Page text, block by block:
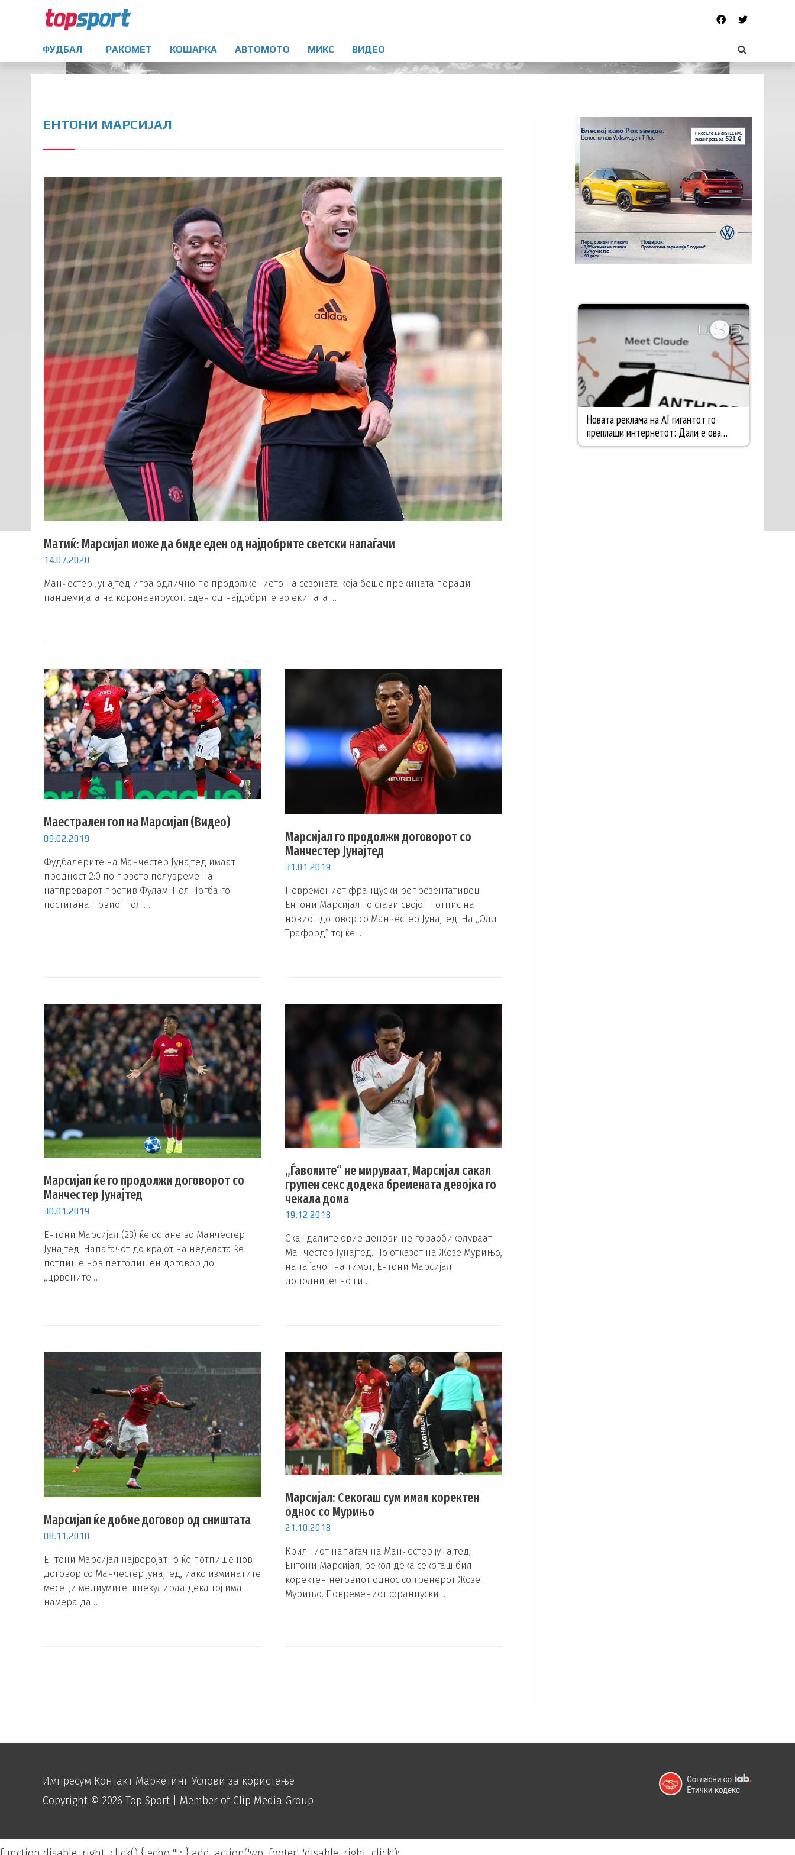
ФУДБАЛ РАКОМЕТ КОШАРКА АВТОМОТО МИКС ВИДЕО
ЕНТОНИ МАРСИЈАЛ
Матиќ: Марсијал може да биде еден од најдобрите светски напаѓачи
14.07.2020
Манчестер Јунајтед игра одлично по продолжението на сезоната која беше прекината поради
пандемијата на коронавирусот. Еден од најдобрите во екипата …
Маестрален гол на Марсијал (Видео)
09.02.2019
Фудбалерите на Манчестер Јунајтед имаат
предност 2:0 по првото полувреме на
натпреварот против Фулам. Пол Погба го
постигана првиот гол …
Марсијал го продолжи договорот со
Манчестер Јунајтед
31.01.2019
Повремениот француски репрезентативец
Ентони Марсијал го стави својот потпис на
новиот договор со Манчестер Јунајтед. На „Олд
Трафорд“ тој ќе …
Марсијал ќе го продолжи договорот со
Манчестер Јунајтед
30.01.2019
Ентони Марсијал (23) ќе остане во Манчестер
Јунајтед. Напаѓачот до крајот на неделата ќе
потпише нов петгодишен договор до
„црвените …
„Ѓаволите“ не мируваат, Марсијал сакал
групен секс додека бремената девојка го
чекала дома
19.12.2018
Скандалите овие денови не го заобиколуваат
Манчестер Јунајтед. По отказот на Жозе Мурињо,
напаѓачот на тимот, Ентони Марсијал
дополнително ги …
Марсијал ќе добие договор од сништата
08.11.2018
Ентони Марсијал најверојатно ќе потпише нов
договор со Манчестер јунајтед, иако изминатите
месеци медиумите шпекулираа дека тој има
намера да …
Марсијал: Секогаш сум имал коректен
однос со Мурињо
21.10.2018
Крилниот напаѓач на Манчестер јунајтед,
Ентони Марсијал, рекол дека секогаш бил
коректен неговиот однос со тренерот Жозе
Мурињо. Повремениот француски …
Импресум Контакт Маркетинг Услови за користење
Copyright © 2026 Top Sport | Member of Clip Media Group